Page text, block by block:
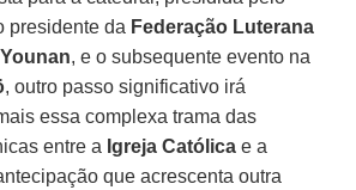
presidente da Federação Luterana
, e o subsequente evento na
, outro passo significativo irá
essa complexa trama das
entre a Igreja Católica e a
que acrescenta outra